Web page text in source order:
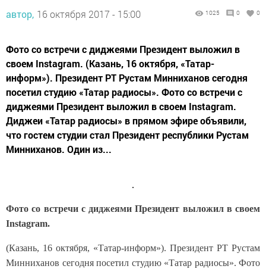
автор, 16 октября 2017 - 15:00 1025 0 0
Фото со встречи с диджеями Президент выложил в
своем Instagram. (Казань, 16 октября, «Татар-
информ»). Президент РТ Рустам Минниханов сегодня
посетил студию «Татар радиосы». Фото со встречи с
диджеями Президент выложил в своем Instagram.
Диджеи «Татар радиосы» в прямом эфире объявили,
что гостем студии стал Президент республики Рустам
Минниханов. Один из...
Фото со встречи с диджеями Президент выложил в своем
Instagram.
(Казань, 16 октября, «Татар-информ»). Президент РТ Рустам
Минниханов сегодня посетил студию «Татар радиосы». Фото